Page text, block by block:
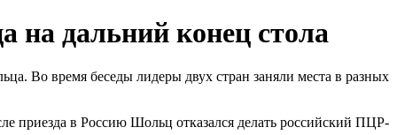
дальний конец стола
Во время беседы лидеры двух стран заняли места в разных
приезда в Россию Шольц отказался делать российский ПЦР-